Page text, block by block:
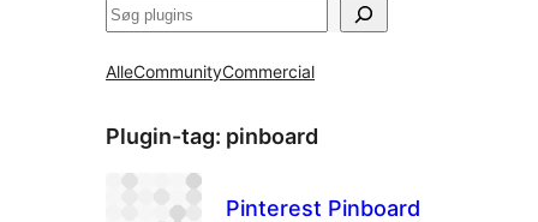
Søg
AlleCommunityCommercial
Plugin-tag: pinboard
Pinterest Pinboard